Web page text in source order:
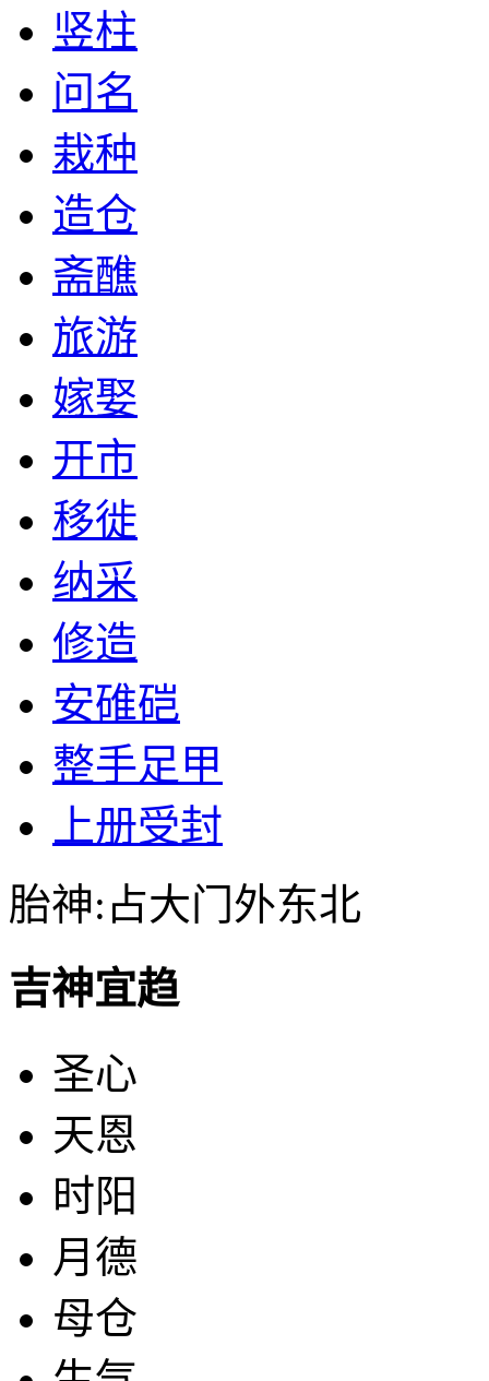
竖柱
问名
栽种
造仓
斋醮
旅游
嫁娶
开市
移徙
纳采
修造
安碓硙
整手足甲
上册受封
胎神:占大门外东北
吉神宜趋
圣心
天恩
时阳
月德
母仓